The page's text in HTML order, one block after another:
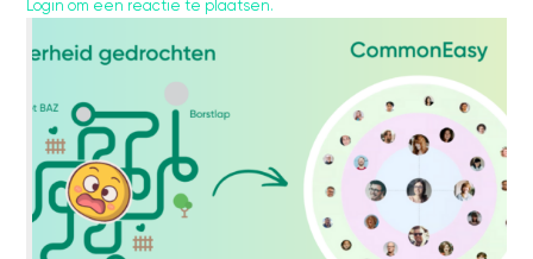
Login om een reactie te plaatsen.